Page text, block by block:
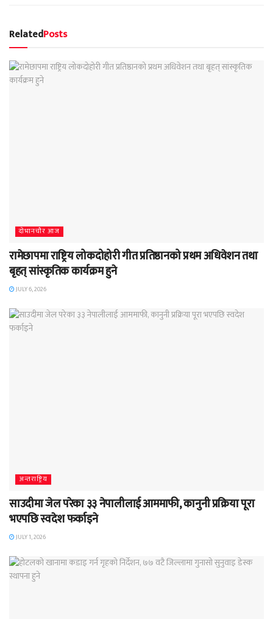
RelatedPosts
दाेभानचाैर आज
रामेछापमा राष्ट्रिय लोकदोहोरी गीत प्रतिष्ठानको प्रथम अधिवेशन तथा
बृहत् सांस्कृतिक कार्यक्रम हुने
JULY 6, 2026
अन्तराष्ट्रिय
साउदीमा जेल परेका ३३ नेपालीलाई आममाफी, कानुनी प्रक्रिया पूरा
भएपछि स्वदेश फर्काइने
JULY 1, 2026